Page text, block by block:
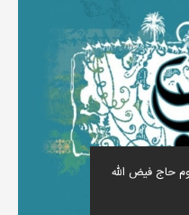
حاج فیض الله